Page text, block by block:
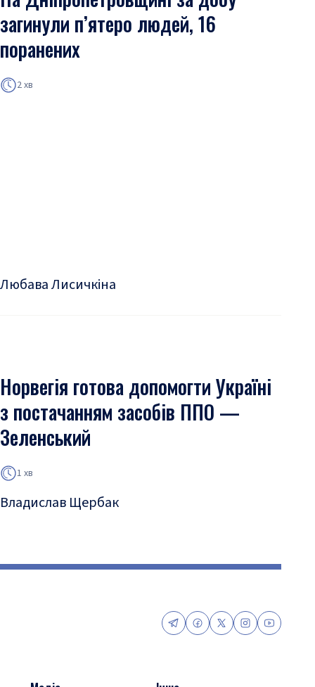
загинули п’ятеро людей, 16
поранених
2 хв
Любава Лисичкіна
Норвегія готова допомогти Україні
з постачанням засобів ППО —
Зеленський
1 хв
Владислав Щербак